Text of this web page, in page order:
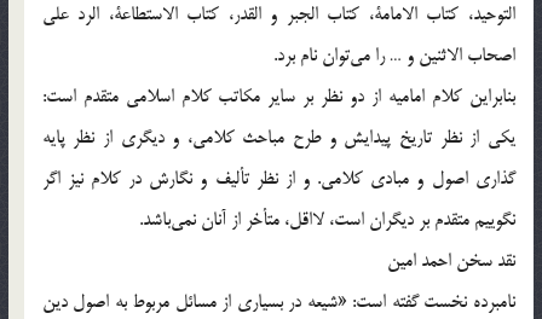
التوحيد، كتاب الامامة، كتاب الجبر و القدر، كتاب الاستطاعة، الرد علي
اصحاب الاثنين و … را مي‌توان نام برد.
بنابراين كلام اماميه از دو نظر بر ساير مكاتب كلام اسلامي متقدم است:
يكي از نظر تاريخ پيدايش و طرح مباحث كلامي، و ديگري از نظر پايه
گذاري اصول و مبادي كلامي. و از نظر تأليف و نگارش در كلام نيز اگر
نگوييم متقدم بر ديگران است، لااقل، متأخر از آنان نمي‌باشد.
نقد سخن احمد امين
نامبرده نخست گفته است: «شيعه در بسياري از مسائل مربوط به اصول دين